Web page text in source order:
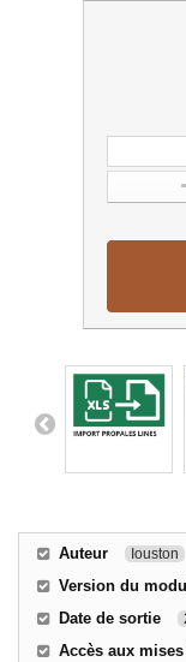
Auteur Iouston
Version du
Date de sortie
Accès aux